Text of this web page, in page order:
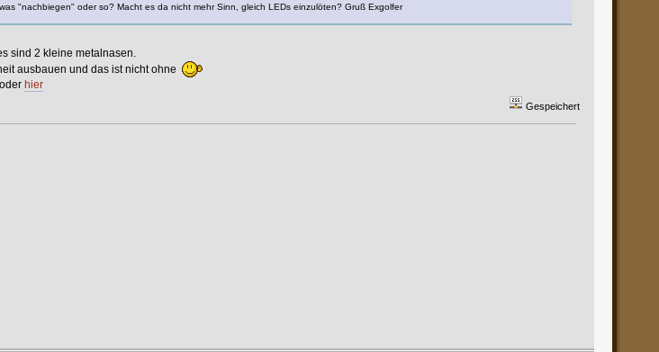
"nachbiegen" oder so? Macht es da nicht mehr Sinn, gleich LEDs einzulöten? Gruß Exgolfer
sind 2 kleine metalnasen.
ausbauen und das ist nicht ohne
hier
Gespeichert